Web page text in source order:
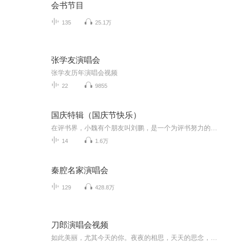
会书节目
135 25.1万
张学友演唱会
张学友历年演唱会视频
22 9855
国庆特辑（国庆节快乐）
14 1.6万
秦腔名家演唱会
129 428.8万
刀郎演唱会视频